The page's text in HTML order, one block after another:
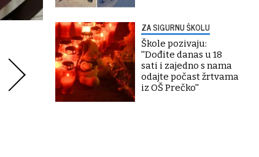
ZA SIGURNU ŠKOLU
Škole pozivaju:
''Dođite danas u 18
sati i zajedno s nama
odajte počast žrtvama
iz OŠ Prečko''